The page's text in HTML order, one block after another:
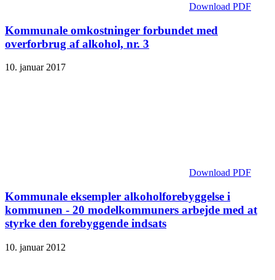
Download PDF
Kommunale omkostninger forbundet med
overforbrug af alkohol, nr. 3
10. januar 2017
Download PDF
Kommunale eksempler alkoholforebyggelse i
kommunen - 20 modelkommuners arbejde med at
styrke den forebyggende indsats
10. januar 2012